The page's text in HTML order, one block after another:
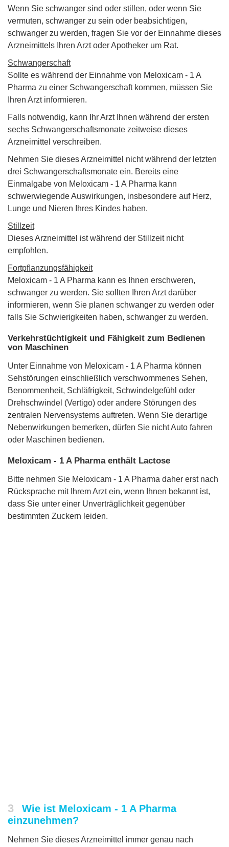
Wenn Sie schwanger sind oder stillen, oder wenn Sie
vermuten, schwanger zu sein oder beabsichtigen,
schwanger zu werden, fragen Sie vor der Einnahme dieses
Arzneimittels Ihren Arzt oder Apotheker um Rat.
Schwangerschaft
Sollte es während der Einnahme von Meloxicam - 1 A
Pharma zu einer Schwangerschaft kommen, müssen Sie
Ihren Arzt informieren.
Falls notwendig, kann Ihr Arzt Ihnen während der ersten
sechs Schwangerschaftsmonate zeitweise dieses
Arzneimittel verschreiben.
Nehmen Sie dieses Arzneimittel nicht während der letzten
drei Schwangerschaftsmonate ein. Bereits eine
Einmalgabe von Meloxicam - 1 A Pharma kann
schwerwiegende Auswirkungen, insbesondere auf Herz,
Lunge und Nieren Ihres Kindes haben.
Stillzeit
Dieses Arzneimittel ist während der Stillzeit nicht
empfohlen.
Fortpﬂanzungsfähigkeit
Meloxicam - 1 A Pharma kann es Ihnen erschweren,
schwanger zu werden. Sie sollten Ihren Arzt darüber
informieren, wenn Sie planen schwanger zu werden oder
falls Sie Schwierigkeiten haben, schwanger zu werden.
Verkehrstüchtigkeit und Fähigkeit zum Bedienen
von Maschinen
Unter Einnahme von Meloxicam - 1 A Pharma können
Sehstörungen einschließlich verschwommenes Sehen,
Benommenheit, Schläfrigkeit, Schwindelgefühl oder
Drehschwindel (Vertigo) oder andere Störungen des
zentralen Nervensystems auftreten. Wenn Sie derartige
Nebenwirkungen bemerken, dürfen Sie nicht Auto fahren
oder Maschinen bedienen.
Meloxicam - 1 A Pharma enthält Lactose
Bitte nehmen Sie Meloxicam - 1 A Pharma daher erst nach
Rücksprache mit Ihrem Arzt ein, wenn Ihnen bekannt ist,
dass Sie unter einer Unverträglichkeit gegenüber
bestimmten Zuckern leiden.
3
Wie ist Meloxicam - 1 A Pharma
einzunehmen?
Nehmen Sie dieses Arzneimittel immer genau nach